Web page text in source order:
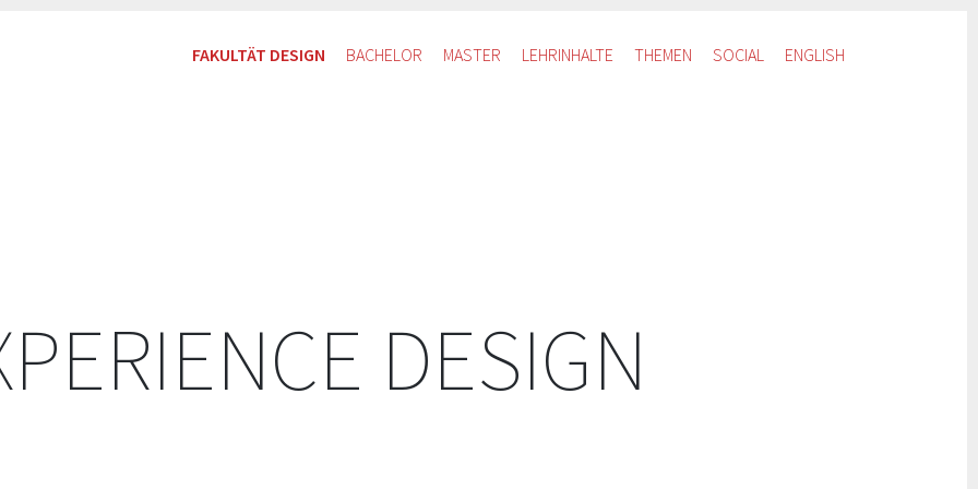
DESIGN
FAKULTÄT DESIGN BACHELOR MASTER LEHRINHALTE THEMEN SOCIAL ENGLISH